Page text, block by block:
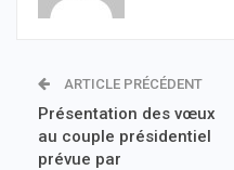
ARTICLE PRÉCÉDENT
Présentation des vœux
au couple présidentiel
prévue par